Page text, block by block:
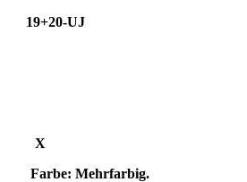
UJ
X
Mehrfarbig.